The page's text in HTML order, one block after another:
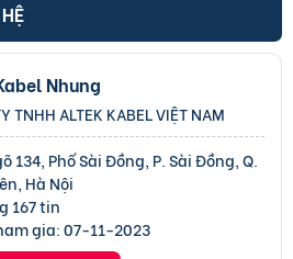
Nhung
TNHH ALTEK KABEL VIỆT NAM
134, Phố Sài Đồng, P. Sài Đồng, Q.
Hà Nội
167 tin
gia:07-11-2023